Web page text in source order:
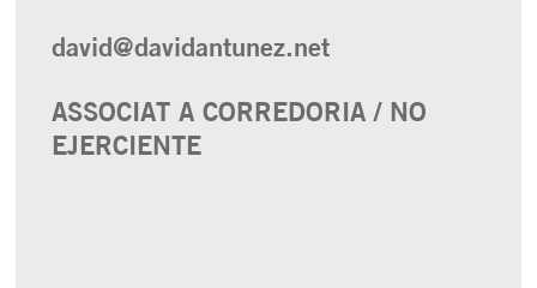
david@davidantunez.net
ASSOCIAT A CORREDORIA / NO
EJERCIENTE